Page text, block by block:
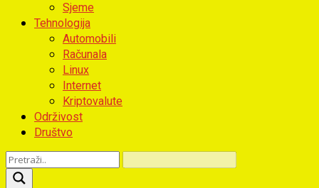
Sjeme
Tehnologija
Automobili
Računala
Linux
Internet
Kriptovalute
Održivost
Društvo